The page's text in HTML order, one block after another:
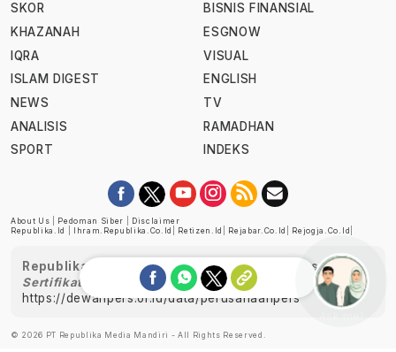
SKOR
KHAZANAH
IQRA
ISLAM DIGEST
NEWS
ANALISIS
SPORT
BISNIS FINANSIAL
ESGNOW
VISUAL
ENGLISH
TV
RAMADHAN
INDEKS
About Us Pedoman Siber
Disclaimer
Republika.id
Ihram.republika.co.id Retizen.id Rejabar.co.id Rejogja.co.id
Republika telah diverifikasi oleh Dewan Pers
Sertifikat Nomor 1058/DP-Verifikasi/K/XII/2022
https://dewanpers.or.id/data/perusahaanpers
© 2026 PT Republika Media Mandiri - All Rights Reserved.